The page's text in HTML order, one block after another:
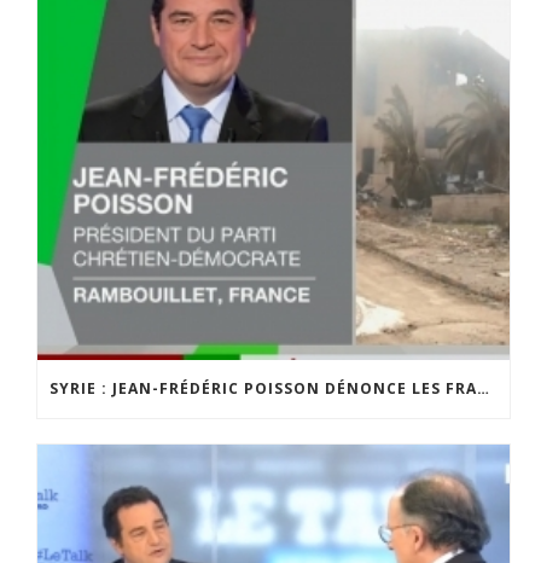
SYRIE : JEAN-FRÉDÉRIC POISSON DÉNONCE LES FRAPPES MILITAIRES INFLIGÉES À DAMAS, SUR RT FRANCE